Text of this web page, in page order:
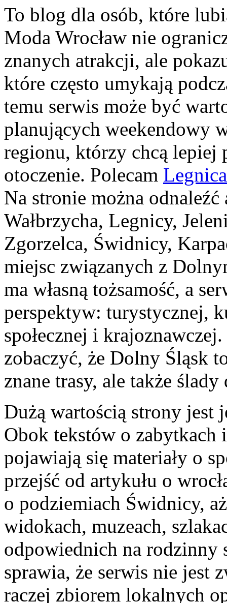
To blog dla osób, które
Moda Wrocław nie
znanych atrakcji, ale
które często umykają
temu serwis może być
planujących weekendowy
regionu, którzy chcą lepiej
otoczenie. Polecam Legnica
Na stronie można
Wałbrzycha, Legnicy,
Zgorzelca, Świdnicy,
miejsc związanych z
ma własną tożsamość, a
perspektyw: turystycznej,
społecznej i
zobaczyć, że Dolny Śląsk
znane trasy, ale także
Dużą wartością strony jest
Obok tekstów o zabytkach
pojawiają się materiały o
przejść od artykułu o
o podziemiach Świdnicy,
widokach, muzeach,
odpowiednich na rodzinny
sprawia, że serwis nie jest
raczej zbiorem lokalnych